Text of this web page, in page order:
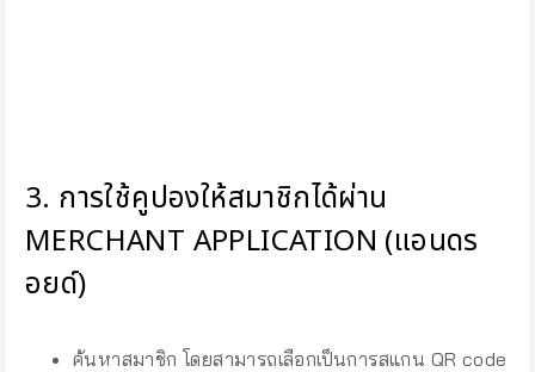
3. การใช้คูปองให้สมาชิกได้ผ่าน
MERCHANT APPLICATION (แอนดร
อยด์)
ค้นหาสมาชิก โดยสามารถเลือกเป็นการสแกน QR code